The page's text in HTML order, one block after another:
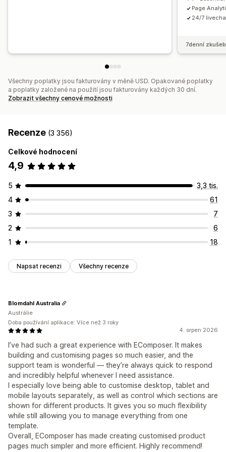
Lazy loading CDN
Analytika
Page
24/7
7denní
Všechny poplatky jsou fakturovány v měně USD. Opakované poplatky
a poplatky založené na použití jsou fakturovány každých 30 dní.
Zobrazit všechny cenové možnosti
Recenze (3 356)
Celkové hodnocení
4,9
5
3,3 tis.
4
61
3
7
2
6
1
18
Napsat recenzi Všechny recenze
4. srpen 2026
I’ve had such a great experience with EComposer. It makes
building and customising pages so much easier, and the
support team is wonderful — they’re always quick to respond
and incredibly helpful whenever I need assistance.
I especially love being able to customise desktop, tablet and
mobile layouts separately, as well as control which sections are
shown for different products. It gives you so much flexibility
while still allowing you to manage everything from one
template.
Overall, EComposer has made creating customised product
pages much simpler and more efficient. Highly recommend!
Blomdahl Australia
Austrálie
Doba používání aplikace: Více než 3 roky